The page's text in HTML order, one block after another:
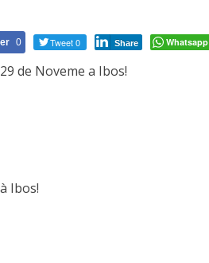
0 Tweet 0 Share Whatsapp
de Noveme a Ibos!
Ibos!